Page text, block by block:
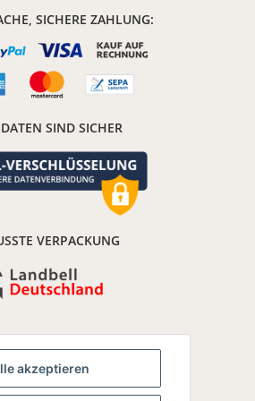
akzeptieren
SICHERE ZAHLUNG:
SIND SICHER
VERPACKUNG